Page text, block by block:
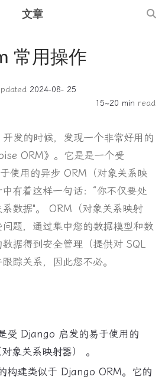
文章
常用操作
2024-08- 25
15~20 min read
发的时候，发现一个非常好用的
ORM》。它是是一个受
使用的异步 ORM（对象关系映
有着这样一句话：“你不仅要处
数据"。 ORM（对象关系映射
题，通过集中您的数据模型和数
据得到安全管理（提供对 SQL
踪关系，因此您不必。
受 Django 启发的易于使用的
象关系映射器） 。
构建类似于 Django ORM。它的